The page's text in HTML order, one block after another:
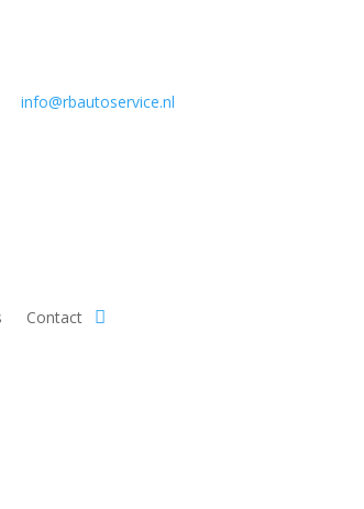
info@rbautoservice.nl
Contact